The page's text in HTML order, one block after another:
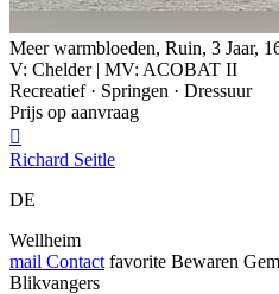
Meer warmbloeden, Ruin, 3 Jaar,
V: Chelder | MV: ACOBAT II
Recreatief · Springen · Dressuur
Prijs op aanvraag

Richard Seitle
DE
Wellheim
mail Contact favorite Bewaren
Blikvangers